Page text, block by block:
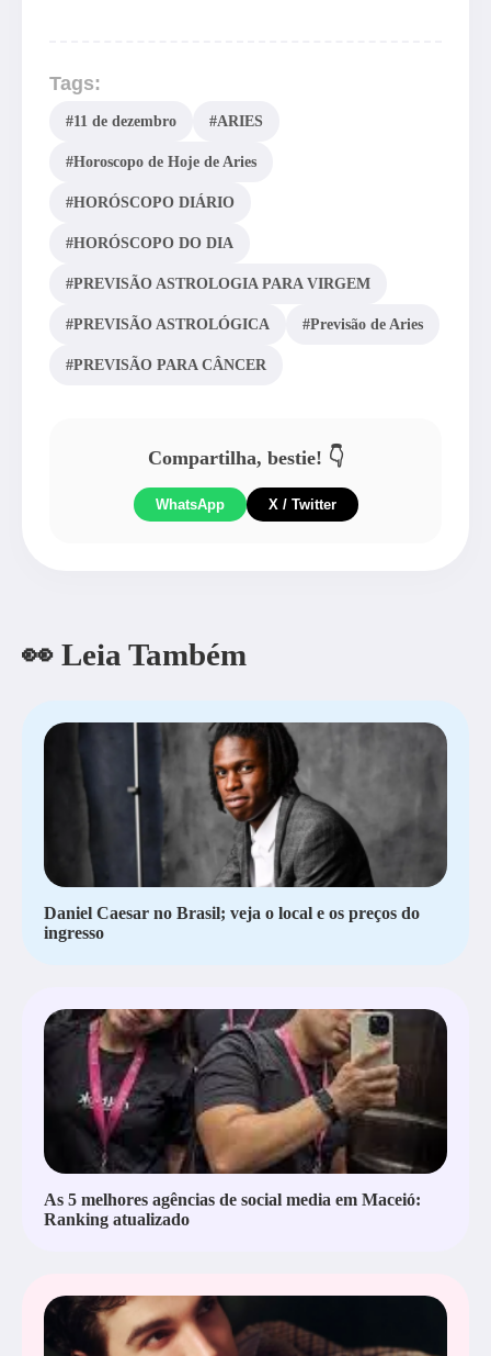
Tags:
#11 de dezembro #ARIES
#Horoscopo de Hoje de Aries
#HORÓSCOPO DIÁRIO
#HORÓSCOPO DO DIA
#PREVISÃO ASTROLOGIA PARA VIRGEM
#PREVISÃO ASTROLÓGICA #Previsão de Aries
#PREVISÃO PARA CÂNCER
Compartilha, bestie! 👇
WhatsApp X / Twitter
👀 Leia Também
Daniel Caesar no Brasil; veja o local e os preços do
ingresso
As 5 melhores agências de social media em Maceió:
Ranking atualizado